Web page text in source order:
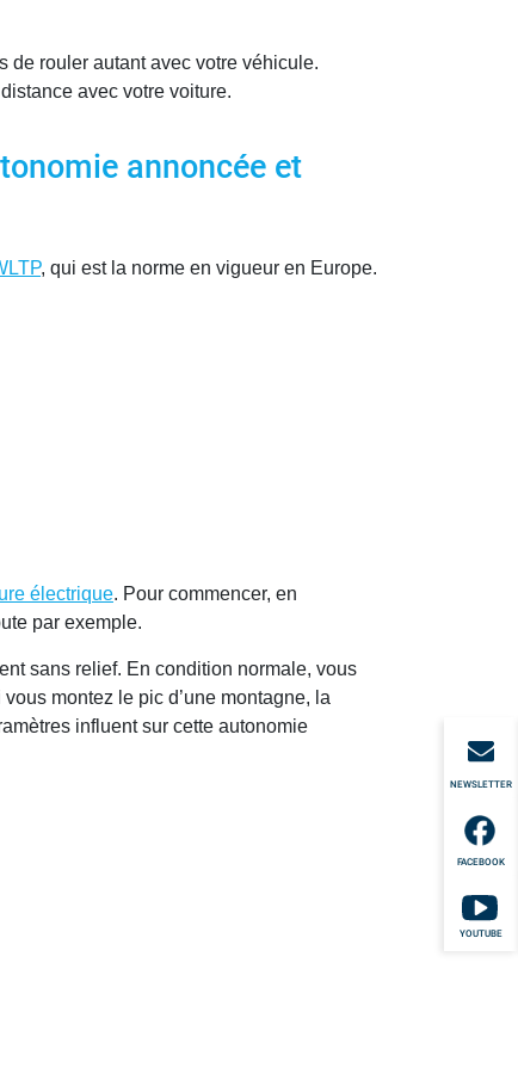
NEWSLETTER
FACEBOOK
YOUTUBE
de rouler autant avec votre véhicule.
avec votre voiture.
annoncée et
, qui est la norme en vigueur en Europe.
électrique. Pour commencer, en
par exemple.
sans relief. En condition normale, vous
montez le pic d’une montagne, la
influent sur cette autonomie